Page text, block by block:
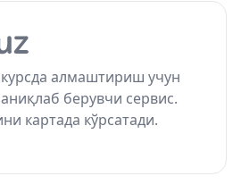
алмаштириш учун
берувчи сервис.
картада кўрсатади.